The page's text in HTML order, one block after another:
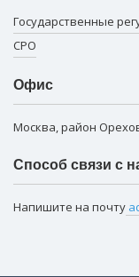
Государственные
СРО
Офис
Москва, район
Способ связи с
Напишите на почту